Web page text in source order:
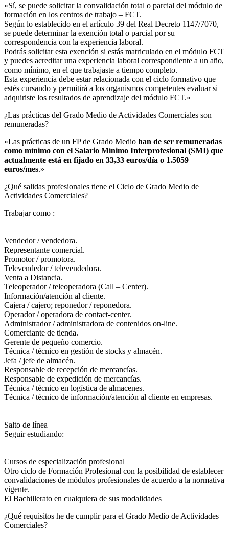
«Sí, se puede solicitar la convalidación total o parcial del módulo de
formación en los centros de trabajo – FCT.
Según lo establecido en el artículo 39 del Real Decreto 1147/7070,
se puede determinar la exención total o parcial por su
correspondencia con la experiencia laboral.
Podrás solicitar esta exención si estás matriculado en el módulo FCT
y puedes acreditar una experiencia laboral correspondiente a un año,
como mínimo, en el que trabajaste a tiempo completo.
Esta experiencia debe estar relacionada con el ciclo formativo que
estés cursando y permitirá a los organismos competentes evaluar si
adquiriste los resultados de aprendizaje del módulo FCT.»
¿Las prácticas del Grado Medio de Actividades Comerciales son
remuneradas?​
«Las prácticas de un FP de Grado Medio han de ser remuneradas
como mínimo con el Salario Mínimo Interprofesional (SMI) que
actualmente está en fijado en 33,33 euros/día o 1.5059
euros/mes.»
¿Qué salidas profesionales tiene el Ciclo de Grado Medio de
Actividades Comerciales?​
Trabajar como :
Vendedor / vendedora.
Representante comercial.
Promotor / promotora.
Televendedor / televendedora.
Venta a Distancia.
Teleoperador / teleoperadora (Call – Center).
Información/atención al cliente.
Cajera / cajero; reponedor / reponedora.
Operador / operadora de contact-center.
Administrador / administradora de contenidos on-line.
Comerciante de tienda.
Gerente de pequeño comercio.
Técnica / técnico en gestión de stocks y almacén.
Jefa / jefe de almacén.
Responsable de recepción de mercancías.
Responsable de expedición de mercancías.
Técnica / técnico en logística de almacenes.
Técnica / técnico de información/atención al cliente en empresas.
Salto de línea
Seguir estudiando:
Cursos de especialización profesional
Otro ciclo de Formación Profesional con la posibilidad de establecer
convalidaciones de módulos profesionales de acuerdo a la normativa
vigente.
El Bachillerato en cualquiera de sus modalidades
¿Qué requisitos he de cumplir para el Grado Medio de Actividades
Comerciales?